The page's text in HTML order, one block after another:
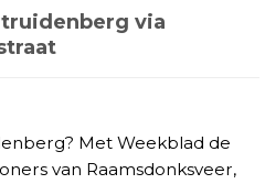
via
Met Weekblad de
van Raamsdonksveer,